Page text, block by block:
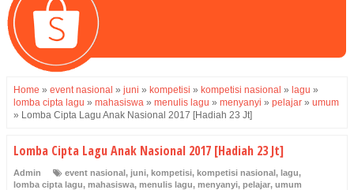
Home » event nasional » juni » kompetisi » kompetisi nasional » lagu »
lomba cipta lagu » mahasiswa » menulis lagu » menyanyi » pelajar » umum
» Lomba Cipta Lagu Anak Nasional 2017 [Hadiah 23 Jt]
Lomba Cipta Lagu Anak Nasional 2017 [Hadiah 23 Jt]
Admin event nasional, juni, kompetisi, kompetisi nasional, lagu,
lomba cipta lagu, mahasiswa, menulis lagu, menyanyi, pelajar, umum